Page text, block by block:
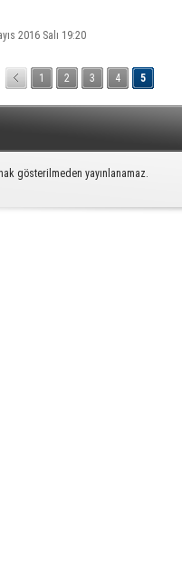
2016 Salı 19:20
1 2 3 4 5
gösterilmeden yayınlanamaz.